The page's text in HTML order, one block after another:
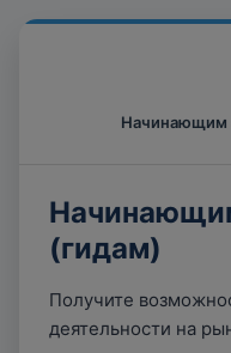
Начинающим
(гидам)
Получите
деятельности на